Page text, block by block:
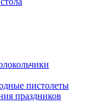
пистолеты
праздников